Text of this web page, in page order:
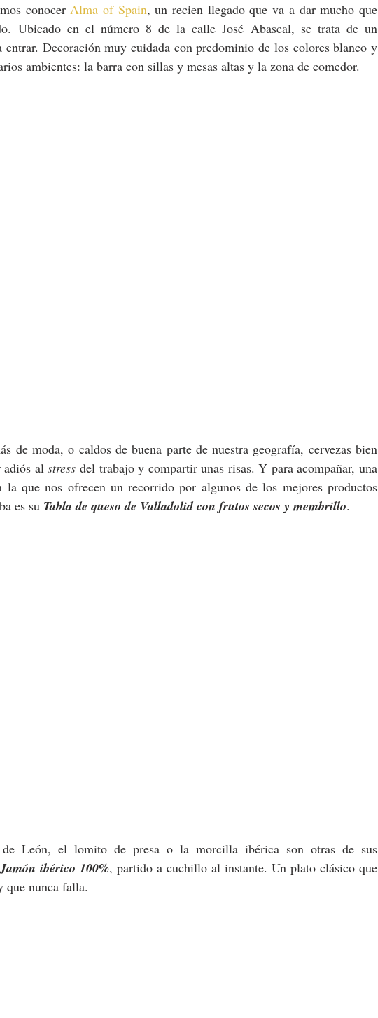
conocer Alma of Spain, un recien llegado que va a dar mucho que
Ubicado en el número 8 de la calle José Abascal, se trata de un
entrar. Decoración muy cuidada con predominio de los colores blanco y
ambientes: la barra con sillas y mesas altas y la zona de comedor.​
de moda, o caldos de buena parte de nuestra geografía, cervezas bien
adiós al stress del trabajo y compartir unas risas. Y para acompañar, una
la que nos ofrecen un recorrido por algunos de los mejores productos
es su Tabla de queso de Valladolid con frutos secos y membrillo.
de León, el lomito de presa o la morcilla ibérica son otras de sus
Jamón ibérico 100%, partido a cuchillo al instante. Un plato clásico que
que nunca falla.